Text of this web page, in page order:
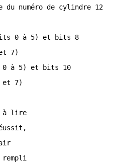
numéro de cylindre 12
0 à 5) et bits 8
7)
0 à 5) et bits 10
et 7)
à lire
rempli